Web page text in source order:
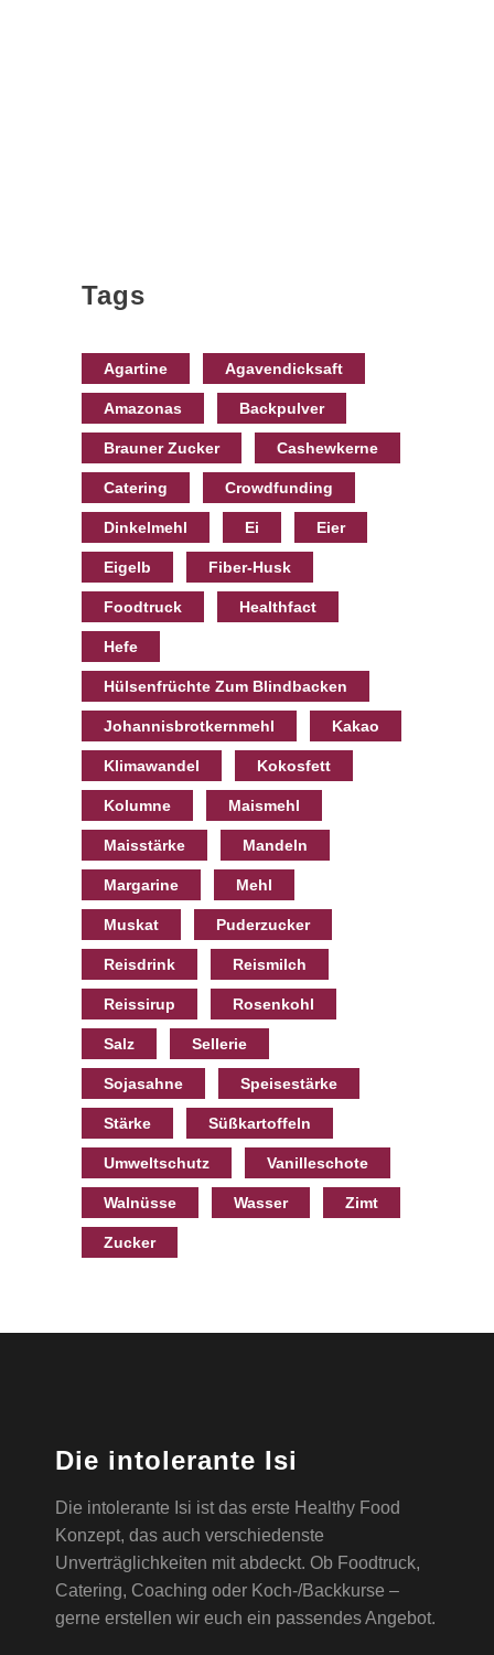
Tags
Agartine Agavendicksaft
Amazonas Backpulver
Brauner Zucker Cashewkerne
Catering Crowdfunding
Dinkelmehl Ei Eier
Eigelb Fiber-Husk
Foodtruck Healthfact
Hefe
Hülsenfrüchte Zum Blindbacken
Johannisbrotkernmehl Kakao
Klimawandel Kokosfett
Kolumne Maismehl
Maisstärke Mandeln
Margarine Mehl
Muskat Puderzucker
Reisdrink Reismilch
Reissirup Rosenkohl
Salz Sellerie
Sojasahne Speisestärke
Stärke Süßkartoffeln
Umweltschutz Vanilleschote
Walnüsse Wasser Zimt
Zucker
Die intolerante Isi
Die intolerante Isi ist das erste Healthy Food
Konzept, das auch verschiedenste
Unverträglichkeiten mit abdeckt. Ob Foodtruck,
Catering, Coaching oder Koch-/Backkurse –
gerne erstellen wir euch ein passendes Angebot.